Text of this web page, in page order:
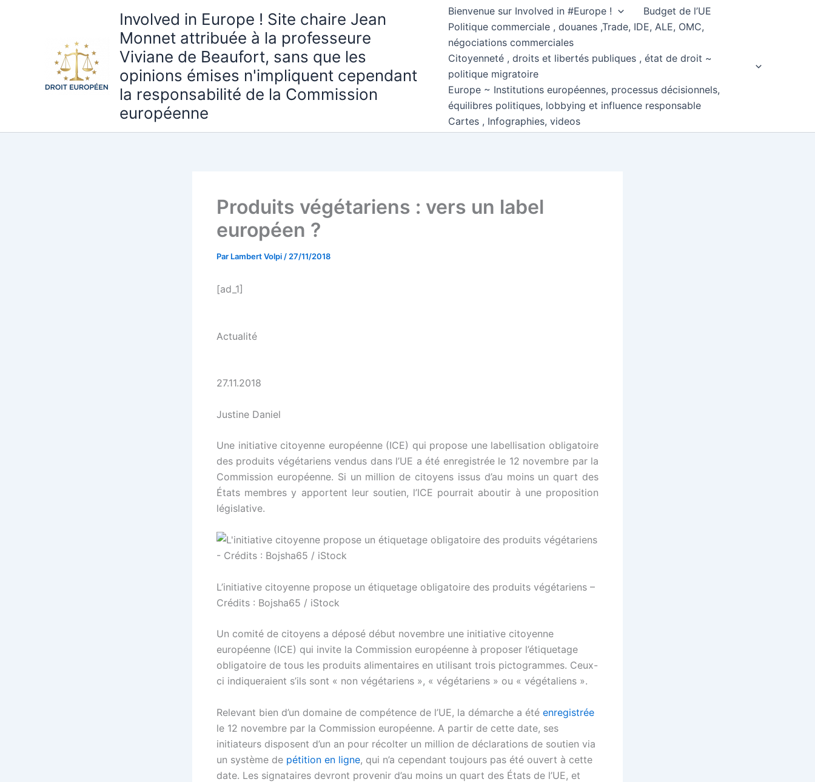
Involved in Europe ! Site chaire Jean
Monnet attribuée à la professeure
Viviane de Beaufort, sans que les
opinions émises n'impliquent cependant
la responsabilité de la Commission
européenne
Bienvenue sur Involved in #Europe !
Budget de l’UE
Politique commerciale , douanes ,Trade, IDE, ALE, OMC,
négociations commerciales
Citoyenneté , droits et libertés publiques , état de droit ~
politique migratoire
Europe ~ Institutions européennes, processus décisionnels,
équilibres politiques, lobbying et influence responsable
Cartes , Infographies, videos
Produits végétariens : vers un label
européen ?
Par Lambert Volpi / 27/11/2018
[ad_1]
Actualité
27.11.2018
Justine Daniel
Une initiative citoyenne européenne (ICE) qui propose une labellisation obligatoire
des produits végétariens vendus dans l’UE a été enregistrée le 12 novembre par la
Commission européenne. Si un million de citoyens issus d’au moins un quart des
États membres y apportent leur soutien, l’ICE pourrait aboutir à une proposition
législative.
L’initiative citoyenne propose un étiquetage obligatoire des produits végétariens –
Crédits : Bojsha65 / iStock
Un comité de citoyens a déposé début novembre une initiative citoyenne
européenne (ICE) qui invite la Commission européenne à proposer l’étiquetage
obligatoire de tous les produits alimentaires en utilisant trois pictogrammes. Ceux-
ci indiqueraient s’ils sont « non végétariens », « végétariens » ou « végétaliens ».
Relevant bien d’un domaine de compétence de l’UE, la démarche a été enregistrée
le 12 novembre par la Commission européenne. A partir de cette date, ses
initiateurs disposent d’un an pour récolter un million de déclarations de soutien via
un système de pétition en ligne, qui n’a cependant toujours pas été ouvert à cette
date. Les signataires devront provenir d’au moins un quart des États de l’UE, et